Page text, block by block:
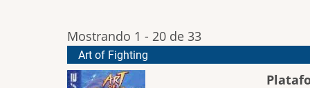
Mostrando 1 - 20 de 33
Art of Fighting